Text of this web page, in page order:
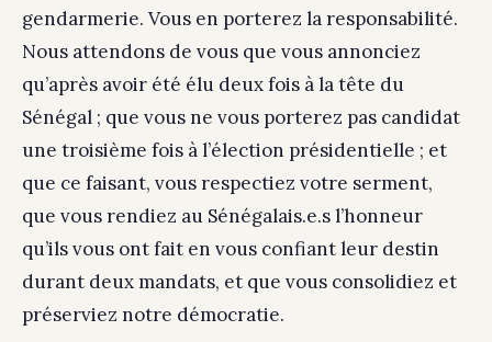
gendarmerie. Vous en porterez la responsabilité.
Nous attendons de vous que vous annonciez
qu’après avoir été élu deux fois à la tête du
Sénégal ; que vous ne vous porterez pas candidat
une troisième fois à l’élection présidentielle ; et
que ce faisant, vous respectiez votre serment,
que vous rendiez au Sénégalais.e.s l’honneur
qu’ils vous ont fait en vous confiant leur destin
durant deux mandats, et que vous consolidiez et
préserviez notre démocratie.